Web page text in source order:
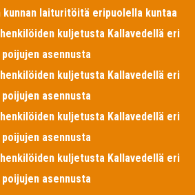
kunnan laituritöitä eripuolella kuntaa
henkilöiden kuljetusta Kallavedellä eri
asennusta
henkilöiden kuljetusta Kallavedellä eri
asennusta
henkilöiden kuljetusta Kallavedellä eri
asennusta
henkilöiden kuljetusta Kallavedellä eri
asennusta